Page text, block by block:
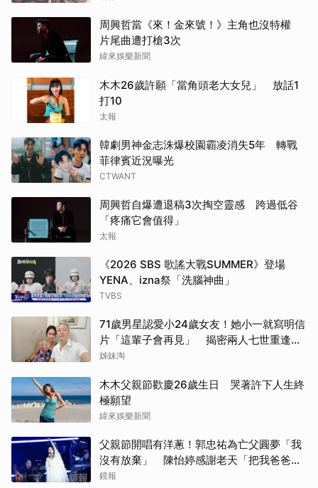
周興哲當《來！金來號！》主角也沒特權
片尾曲遭打槍3次
緯來娛樂新聞
木木26歲許願「當角頭老大女兒」 放話1
打10
太報
韓劇男神金志洙爆校園霸凌消失5年 轉戰
菲律賓近況曝光
CTWANT
周興哲自爆遭退稿3次掏空靈感 跨過低谷
「疼痛它會值得」
太報
《2026 SBS 歌謠大戰SUMMER》登場
YENA、izna祭「洗腦神曲」
TVBS
71歲男星認愛小24歲女友！她小一就寫明信
片「這輩子會再見」 揭密兩人七世重逢奇
緣
姊妹淘
木木父親節歡慶26歲生日 哭著許下人生終
極願望
緯來娛樂新聞
父親節開唱有洋蔥！郭忠祐為亡父圓夢「我
沒有放棄」 陳怡婷感謝老天「把我爸爸還
給我」
鏡報